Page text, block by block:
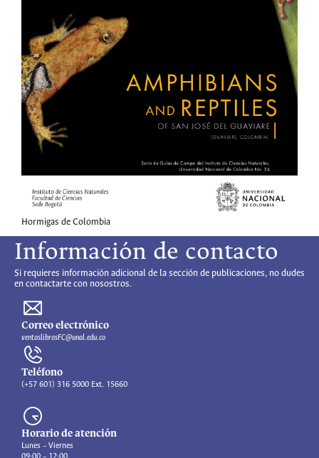
Hormigas de Colombia
Información de contacto
Si requieres información adicional de la sección de publicaciones, no dudes
en contactarte con nosostros.
Correo electrónico
ventaslibrosFC@unal.edu.co
Teléfono
(+57 601) 316 5000 Ext. 15660
Horario de atención
Lunes – Viernes